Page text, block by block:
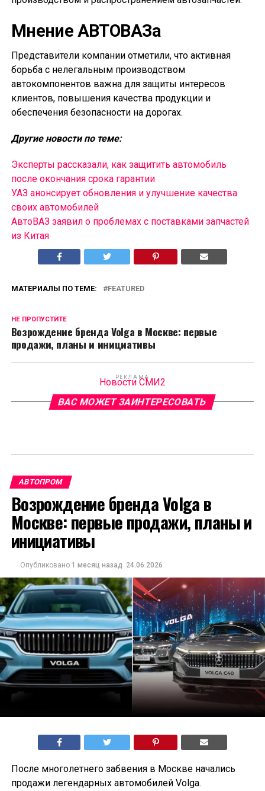
Мнение АВТОВАЗа
Представители компании отметили, что активная
борьба с нелегальным производством
автокомпонентов важна для защиты интересов
клиентов, повышения качества продукции и
обеспечения безопасности на дорогах.
Другие новости по теме:
Эксперты рассказали, как защитить автомобиль
после окончания срока гарантии
УАЗ анонсирует обновления и улучшение качества
своих автомобилей
АвтоВАЗ заявил о проблемах с поставками запчастей
из Китая
МАТЕРИАЛЫ ПО ТЕМЕ: FEATURED
НЕ ПРОПУСТИТЕ
Возрождение бренда Volga в Москве: первые
продажи, планы и инициативы
РЕКЛАМА
Новости СМИ2
ВАС МОЖЕТ ЗАИНТЕРЕСОВАТЬ
АВТОПРОМ
Возрождение бренда Volga в
Москве: первые продажи, планы и
инициативы
Опубликовано 1 месяц назад 24.06.2026
После многолетнего забвения в Москве начались
продажи легендарных автомобилей Volga.